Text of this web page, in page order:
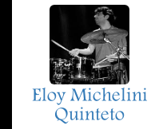
Eloy Michelini
Quinteto